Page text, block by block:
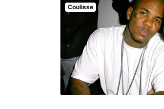
Coulisse